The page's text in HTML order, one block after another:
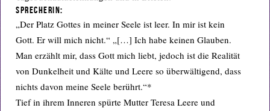
Sprecherin:
„Der Platz Gottes in meiner Seele ist leer. In mir ist kein
Gott. Er will mich nicht.“ „[…] Ich habe keinen Glauben.
Man erzählt mir, dass Gott mich liebt, jedoch ist die Realität
von Dunkelheit und Kälte und Leere so überwältigend, dass
nichts davon meine Seele berührt.“*
Tief in ihrem Inneren spürte Mutter Teresa Leere und